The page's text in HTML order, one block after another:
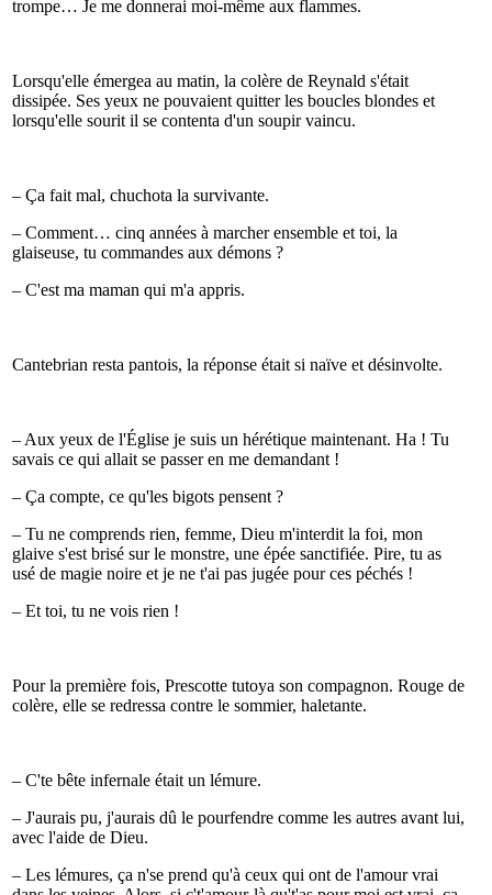
trompe… Je me donnerai moi-même aux flammes.
Lorsqu'elle émergea au matin, la colère de Reynald s'était
dissipée. Ses yeux ne pouvaient quitter les boucles blondes et
lorsqu'elle sourit il se contenta d'un soupir vaincu.
– Ça fait mal, chuchota la survivante.
– Comment… cinq années à marcher ensemble et toi, la
glaiseuse, tu commandes aux démons ?
– C'est ma maman qui m'a appris.
Cantebrian resta pantois, la réponse était si naïve et désinvolte.
– Aux yeux de l'Église je suis un hérétique maintenant. Ha ! Tu
savais ce qui allait se passer en me demandant !
– Ça compte, ce qu'les bigots pensent ?
– Tu ne comprends rien, femme, Dieu m'interdit la foi, mon
glaive s'est brisé sur le monstre, une épée sanctifiée. Pire, tu as
usé de magie noire et je ne t'ai pas jugée pour ces péchés !
– Et toi, tu ne vois rien !
Pour la première fois, Prescotte tutoya son compagnon. Rouge de
colère, elle se redressa contre le sommier, haletante.
– C'te bête infernale était un lémure.
– J'aurais pu, j'aurais dû le pourfendre comme les autres avant lui,
avec l'aide de Dieu.
– Les lémures, ça n'se prend qu'à ceux qui ont de l'amour vrai